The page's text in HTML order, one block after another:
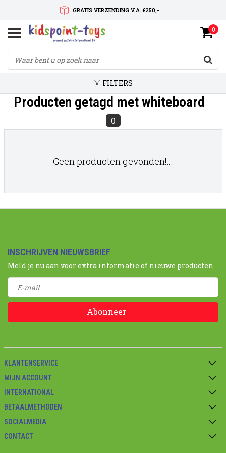
GRATIS VERZENDING V.A. €250,-
SNELLE LEVERTIJD
SERVICE OP MAAT
0
FILTERS
Producten getagd met whiteboard
0
Geen producten gevonden!...
INSCHRIJVEN NIEUWSBRIEF
Meld je nu aan voor extra informatie of nieuwe producten
Abonneer
KLANTENSERVICE
MIJN ACCOUNT
INTERNATIONAL
BETAALMETHODEN
SOCIALMEDIA
CONTACT